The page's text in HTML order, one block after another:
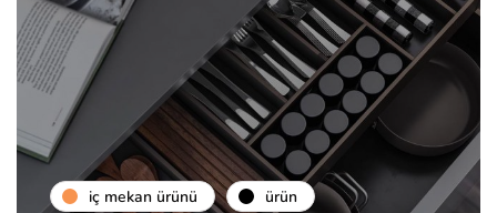
i̇ç mekan ürünü ürün